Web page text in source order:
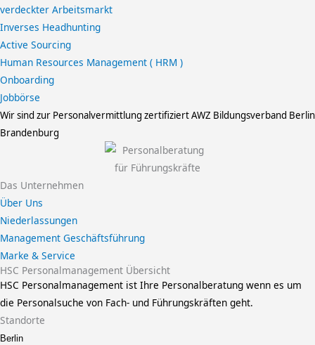
verdeckter Arbeitsmarkt
Inverses Headhunting
Active Sourcing
Human Resources Management ( HRM )
Onboarding
Jobbörse
Wir sind zur Personalvermittlung zertifiziertAWZ Bildungsverband Berlin
Brandenburg
Das Unternehmen
Über Uns
Niederlassungen
Management Geschäftsführung
Marke & Service
HSC Personalmanagement Übersicht
HSC Personalmanagement ist Ihre Personalberatung wenn es um
die Personalsuche von Fach- und Führungskräften geht.
Standorte
Berlin